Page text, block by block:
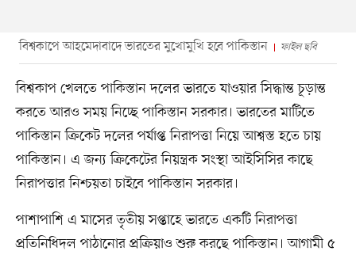
বিশ্বকাপে আহমেদাবাদে ভারতের মুখোমুখি হবে পাকিস্তান ফাইল ছবি
বিশ্বকাপ খেলতে পাকিস্তান দলের ভারতে যাওয়ার সিদ্ধান্ত চূড়ান্ত
করতে আরও সময় নিচ্ছে পাকিস্তান সরকার। ভারতের মাটিতে
পাকিস্তান ক্রিকেট দলের পর্যাপ্ত নিরাপত্তা নিয়ে আশ্বস্ত হতে চায়
পাকিস্তান। এ জন্য ক্রিকেটের নিয়ন্ত্রক সংস্থা আইসিসির কাছে
নিরাপত্তার নিশ্চয়তা চাইবে পাকিস্তান সরকার।
পাশাপাশি এ মাসের তৃতীয় সপ্তাহে ভারতে একটি নিরাপত্তা
প্রতিনিধিদল পাঠানোর প্রক্রিয়াও শুরু করছে পাকিস্তান। আগামী ৫